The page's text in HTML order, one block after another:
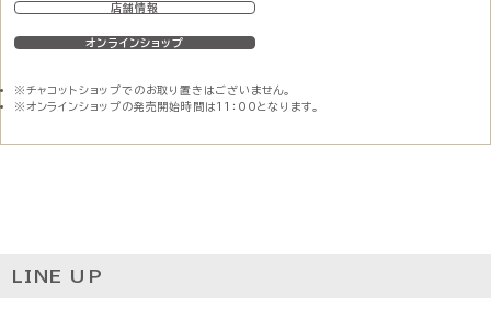
店舗情報
オンラインショップ
※チャコットショップでのお取り置きはございません。
※オンラインショップの発売開始時間は11：00となります。
LINE UP